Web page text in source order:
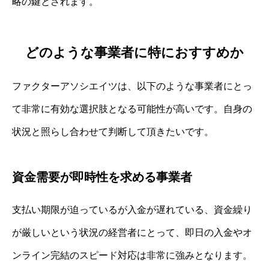
どのような事業者に特におすすめか
ファクターアソシエイツは、以下のような事業者にとっ
て非常に有効な選択肢となる可能性が高いです。自身の
状況と照らし合わせて判断して頂きたいです。
資金需要が即時性を求める事業者
支払い期限が迫っているが入金が遅れている、資金繰り
が厳しいという状況の経営者にとって、即日の入金やオ
ンライン完結のスピード対応は非常に強みとなります。